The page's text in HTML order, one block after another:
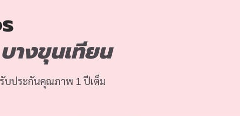
างขุนเทียน
รับประกันคุณภาพ 1 ปีเต็ม